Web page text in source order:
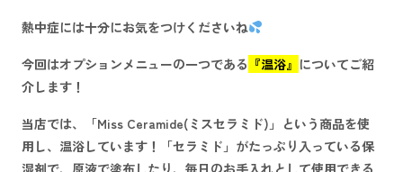
熱中症には十分にお気をつけくださいね
今回はオプションメニューの一つである 『温浴』 についてご紹
介します！
当店では、 「Miss Ceramide(ミスセラミド)」 という商品を使
用し、温浴しています！「セラミド 」がたっぷり入っている保
湿剤で、原液で塗布したり、毎日のお手入れとして使用できる